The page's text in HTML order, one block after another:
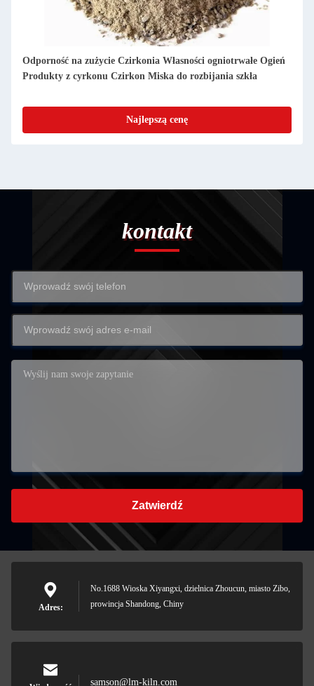
Wyjątkowa wytrzymałość i wysokiej wydajności ogniotrwałe
wyroby odlewane do pieców szklanych
Najlepszą cenę
kontakt
Zatwierdź
Adres:
No.1688 Wioska Xiyangxi, dzielnica Zhoucun, miasto Zibo,
prowincja Shandong, Chiny
samson@lm-kiln.com